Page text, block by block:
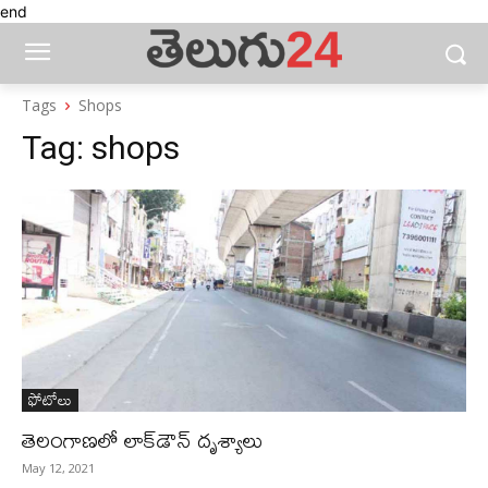
end
Tags Shops
Tag: shops
ఫోటోలు
తెలంగాణలో లాక్‌డౌన్‌ దృశ్యాలు
May 12, 2021